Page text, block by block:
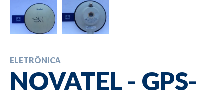
ELETRÔNICA
NOVATEL - GPS-